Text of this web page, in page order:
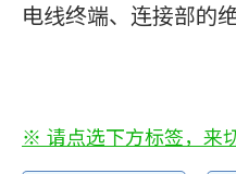
电线终端、连接部的
※ 请点选下方标签，来